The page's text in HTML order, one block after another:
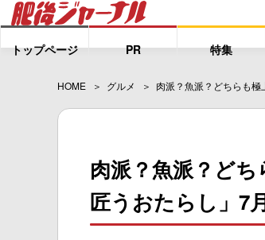
トップページ PR 特集
HOME グルメ 肉派？魚派？どちらも
肉派？魚派？ど
匠うおたらし」7